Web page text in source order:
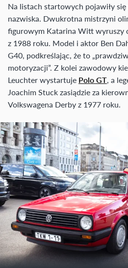
Na listach startowych pojawiły
nazwiska. Dwukrotna mistrzyni
figurowym Katarina Witt wyruszy
z 1988 roku. Model i aktor Ben
G40, podkreślając, że to
motoryzacji”. Z kolei zawodowy
Leuchter wystartuje Polo GT, a
Joachim Stuck zasiądzie za
Volkswagena Derby z 1977 roku.